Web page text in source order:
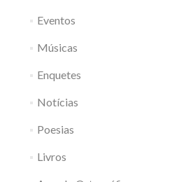
Eventos
Músicas
Enquetes
Notícias
Poesias
Livros